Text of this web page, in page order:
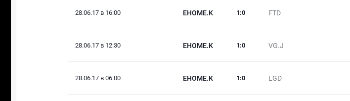
28.06.17 в 16:00 EHOME.K FTD
1 :0
28.06.17 в 12:30 EHOME.K VG.J
1 :0
28.06.17 в 06:00 EHOME.K LGD
1 :0